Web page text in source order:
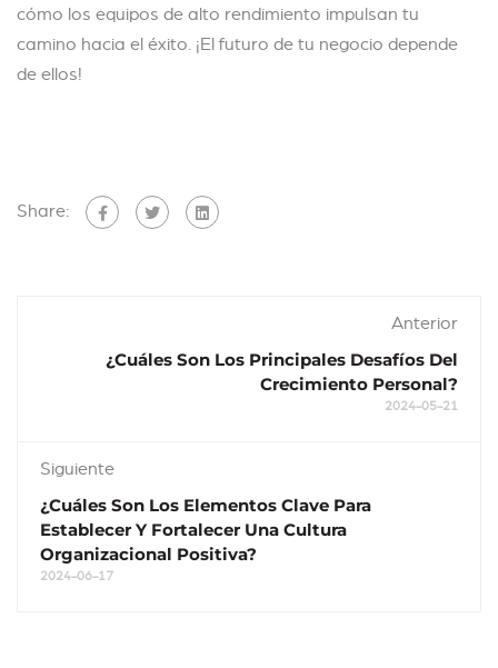
cómo los equipos de alto rendimiento impulsan tu
camino hacia el éxito. ¡El futuro de tu negocio depende
de ellos!
Share:
Anterior
¿Cuáles Son Los Principales Desafíos Del
Crecimiento Personal?
2024-05-21
Siguiente
¿Cuáles Son Los Elementos Clave Para
Establecer Y Fortalecer Una Cultura
Organizacional Positiva?
2024-06-17